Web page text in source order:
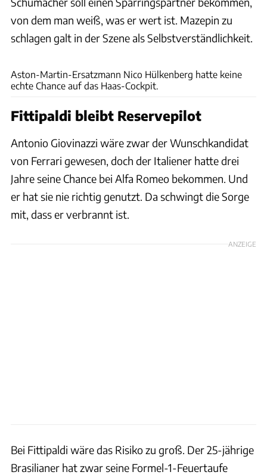
von dem man weiß, was er wert ist. Mazepin zu
schlagen galt in der Szene als Selbstverständlichkeit.
Aston-Martin-Ersatzmann Nico Hülkenberg hatte keine
echte Chance auf das Haas-Cockpit.
Fittipaldi bleibt Reservepilot
Antonio Giovinazzi wäre zwar der Wunschkandidat
von Ferrari gewesen, doch der Italiener hatte drei
Jahre seine Chance bei Alfa Romeo bekommen. Und
er hat sie nie richtig genutzt. Da schwingt die Sorge
mit, dass er verbrannt ist.
ANZEIGE
Bei Fittipaldi wäre das Risiko zu groß. Der 25-jährige
Brasilianer hat zwar seine Formel-1-Feuertaufe